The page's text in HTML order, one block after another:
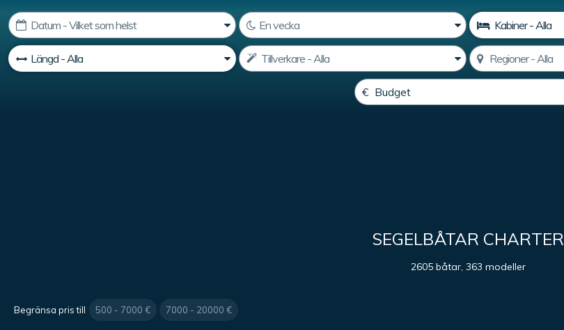
SEGELBÅTAR CHARTER
2605 båtar, 363 modeller
Begränsa pris till 500 - 7000 € 7000 - 20000 €